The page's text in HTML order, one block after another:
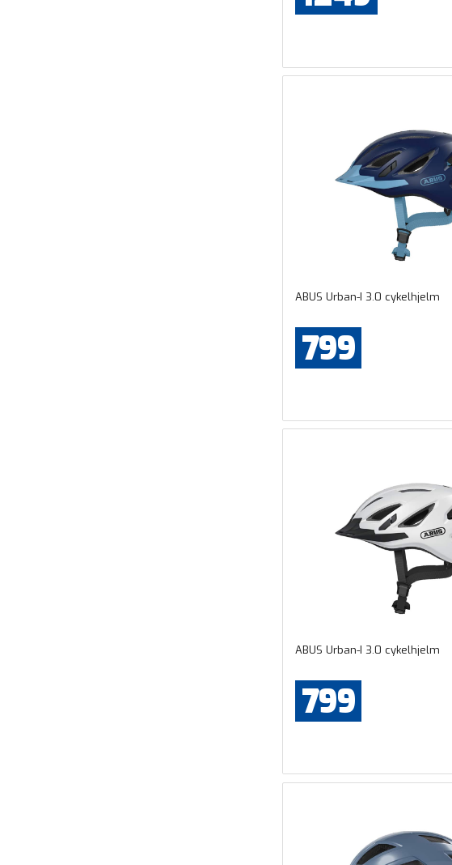
ABUS Urban-I 3.0 cykelhjelm
799
ABUS Urban-I 3.0 cykelhjelm
799